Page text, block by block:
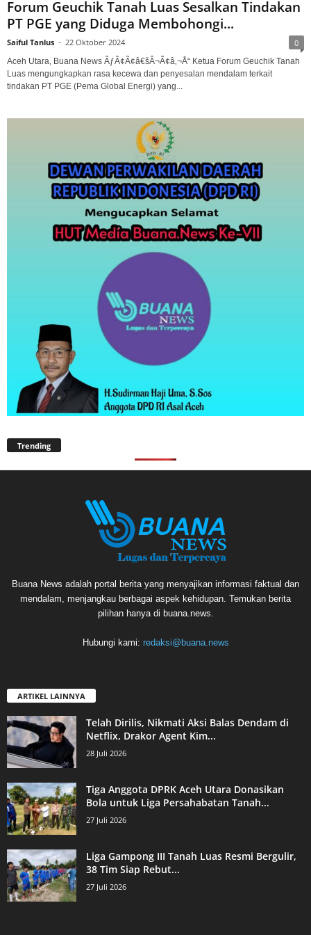
Forum Geuchik Tanah Luas Sesalkan Tindakan
PT PGE yang Diduga Membohongi...
Saiful Tanlus - 22 Oktober 2024 0
Aceh Utara, Buana News ÃƒÂ¢Ã¢â€šÂ¬Ã¢â‚¬Å“ Ketua Forum Geuchik Tanah
Luas mengungkapkan rasa kecewa dan penyesalan mendalam terkait
tindakan PT PGE (Pema Global Energi) yang...
Trending
Buana News adalah portal berita yang menyajikan informasi faktual dan
mendalam, menjangkau berbagai aspek kehidupan. Temukan berita
pilihan hanya di buana.news.
Hubungi kami: redaksi@buana.news
ARTIKEL LAINNYA
Telah Dirilis, Nikmati Aksi Balas Dendam di
Netflix, Drakor Agent Kim...
28 Juli 2026
Tiga Anggota DPRK Aceh Utara Donasikan
Bola untuk Liga Persahabatan Tanah...
27 Juli 2026
Liga Gampong III Tanah Luas Resmi Bergulir,
38 Tim Siap Rebut...
27 Juli 2026